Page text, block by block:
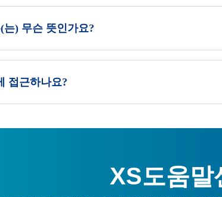
) 무슨 뜻인가요?
접근하나요?
XS도움말